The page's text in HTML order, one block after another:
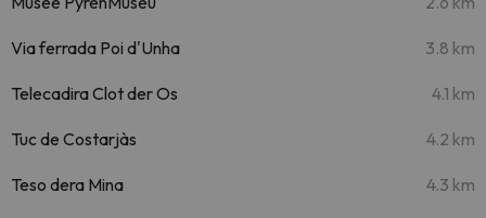
Via ferrada Poi d'Unha 3.8 km
Telecadira Clot der Os 4.1 km
Tuc de Costarjàs 4.2 km
Teso dera Mina 4.3 km